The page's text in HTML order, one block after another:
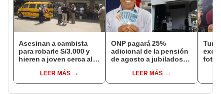
Asesinan a cambista
para robarle S/3.000 y
hieren a joven cerca al
CercadoLEER MÁS
ONP pagará 25%
adicional de la pensión
de agosto a jubilados
requisito: ¿cómo saber
si soy beneficiario?
LEER MÁS